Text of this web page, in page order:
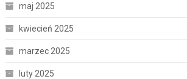
maj 2025
kwiecień 2025
marzec 2025
luty 2025